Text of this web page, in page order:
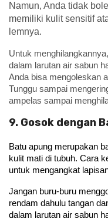
Namun, Anda tidak
memiliki kulit sensitif
lemnya.
Untuk
dalam larutan air sabun
Anda bisa mengoleskan
Tunggu sampai
ampelas sampai
9. Gosok dengan
Batu apung merupakan
kulit mati di tubuh. Cara
untuk mengangkat
Jangan buru-buru
rendam dahulu tangan
dalam larutan air sabun